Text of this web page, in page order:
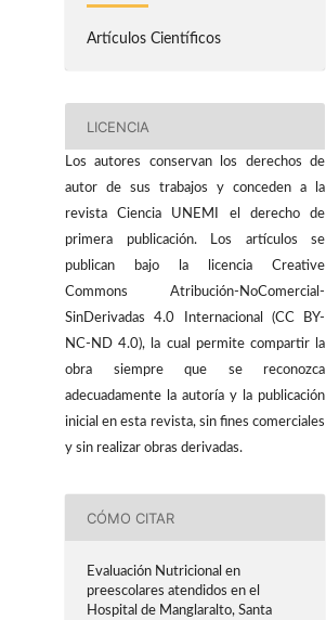
Artículos Científicos
LICENCIA
Los autores conservan los derechos de
autor de sus trabajos y conceden a la
revista Ciencia UNEMI el derecho de
primera publicación. Los artículos se
publican bajo la licencia Creative
Commons Atribución-NoComercial-
SinDerivadas 4.0 Internacional (CC BY-
NC-ND 4.0), la cual permite compartir la
obra siempre que se reconozca
adecuadamente la autoría y la publicación
inicial en esta revista, sin fines comerciales
y sin realizar obras derivadas.
CÓMO CITAR
Evaluación Nutricional en
preescolares atendidos en el
Hospital de Manglaralto, Santa